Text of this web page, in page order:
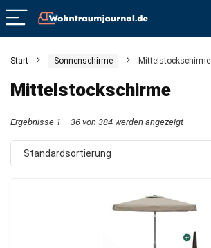
Start Sonnenschirme Mittelstockschirme
Mittelstockschirme
Ergebnisse 1 – 36 von 384 werden angezeigt
Standardsortierung